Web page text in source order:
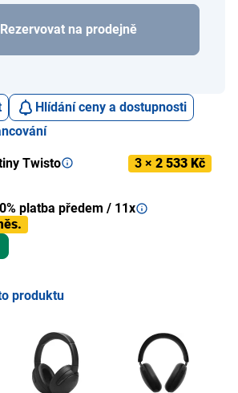
Rezervovat na prodejně
Hlídání ceny a dostupnosti
Twisto 3 × 2 533 Kč
platba předem / 11x
produktu